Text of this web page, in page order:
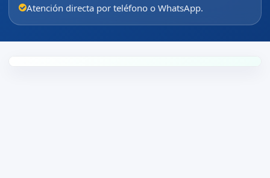
Atención directa por teléfono o WhatsApp.